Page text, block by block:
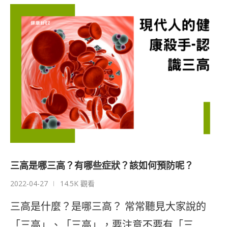
三高是哪三高？有哪些症狀？該如何預防呢？
2022-04-27 14.5K 觀看
三高是什麼？是哪三高？ 常常聽見大家說的